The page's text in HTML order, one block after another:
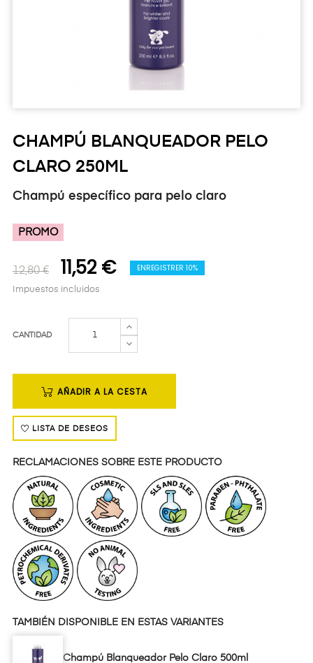
CHAMPÚ BLANQUEADOR PELO
CLARO 250ML
Champú específico para pelo claro
PROMO
12,80 € 11,52 € ENREGISTRER 10%
Impuestos incluidos
CANTIDAD
AÑADIR A LA CESTA
LISTA DE DESEOS
RECLAMACIONES SOBRE ESTE PRODUCTO
TAMBIÉN DISPONIBLE EN ESTAS VARIANTES
Champú Blanqueador Pelo Claro 500ml